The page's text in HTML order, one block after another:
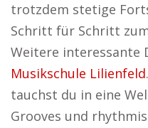
trotzdem stetige
Schritt für Schritt
Weitere interessante
Musikschule Lilienfeld
tauchst du in eine
Grooves und